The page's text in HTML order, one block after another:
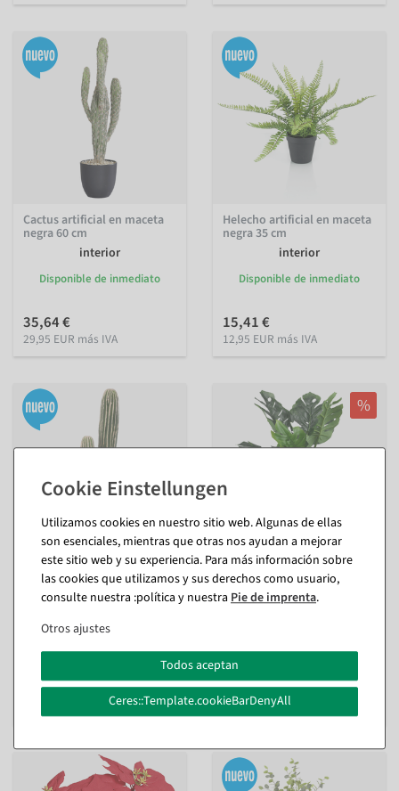
Cactus artificial en maceta
negra 60 cm
interior
Disponible de inmediato
35,64 €
29,95 EUR más IVA
Helecho artificial en maceta
negra 35 cm
interior
Disponible de inmediato
15,41 €
12,95 EUR más IVA
Cactus artificial en maceta
gris 57 cm
interior
Disponible de inmediato
59,44 €
49,95 EUR más IVA
%
Planta monstera artificial en
maceta de 90 cm
interior
59,44 €
53,49 €
44,95 EUR más IVA
Utilizamos cookies en nuestro sitio web. Algunas de ellas
son esenciales, mientras que otras nos ayudan a mejorar
este sitio web y su experiencia. Para más información sobre
las cookies que utilizamos y sus derechos como usuario,
consulte nuestra :política y nuestra Pie de imprenta.
Otros ajustes
Todos aceptan
Ceres::Template.cookieBarDenyAll